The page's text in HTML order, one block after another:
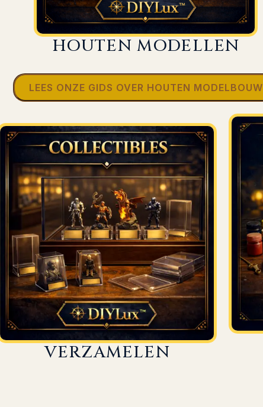
HOUTEN MODELLEN
LEES ONZE GIDS OVER HOUTEN MODELBOUW
VERZAMELEN